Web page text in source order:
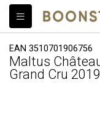
EAN 3510701906756
Maltus
Grand Cru 2019